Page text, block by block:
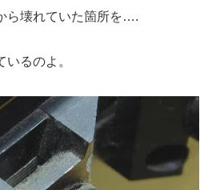
ら壊れていた箇所を….
るのよ。